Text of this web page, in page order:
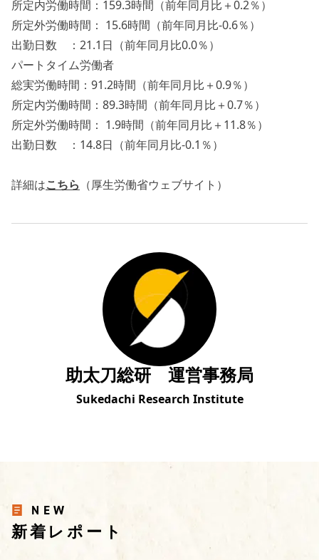
所定内労働時間：159.3時間（前年同月比＋0.2％）
所定外労働時間： 15.6時間（前年同月比-0.6％）
出勤日数 ：21.1日（前年同月比0.0％）
パートタイム労働者
総実労働時間：91.2時間（前年同月比＋0.9％）
所定内労働時間：89.3時間（前年同月比＋0.7％）
所定外労働時間： 1.9時間（前年同月比＋11.8％）
出勤日数 ：14.8日（前年同月比-0.1％）
詳細はこちら （厚生労働省ウェブサイト）
助太刀総研 運営事務局
Sukedachi Research Institute
NEW
新着レポート